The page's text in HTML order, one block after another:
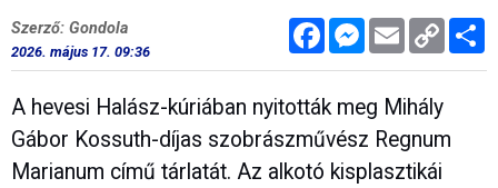
FacebookMessenger
Email Copy
Link
Szerző: Gondola
2026. május 17. 09:36
A hevesi Halász-kúriában nyitották meg Mihály
Gábor Kossuth-díjas szobrászművész Regnum
Marianum című tárlatát. Az alkotó kisplasztikái